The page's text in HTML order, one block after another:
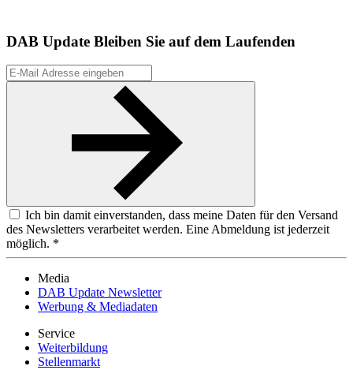
DAB Update Bleiben Sie auf dem Laufenden
Ich bin damit einverstanden, dass meine Daten für den Versand
des Newsletters verarbeitet werden. Eine Abmeldung ist jederzeit
möglich. *
Media
DAB Update Newsletter
Werbung & Mediadaten
Service
Weiterbildung
Stellenmarkt